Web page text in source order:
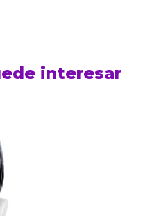
interesar